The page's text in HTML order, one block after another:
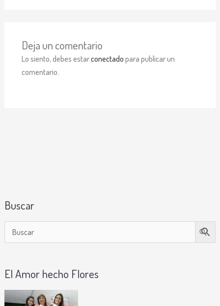
Buscar
El Amor hecho Flores
Deja un comentario
Lo siento, debes estarconectadopara publicar un
comentario.